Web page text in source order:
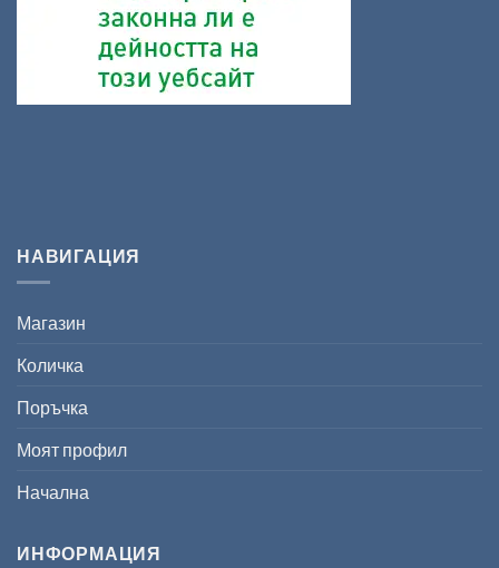
НАВИГАЦИЯ
Магазин
Количка
Поръчка
Моят профил
Начална
ИНФОРМАЦИЯ